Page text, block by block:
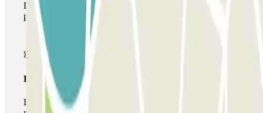
Durante tu estancia podrás entrar y salir una única vez al
parking
Pase multiparking
Durante tu estancia podrás hacer uso de toda la red de